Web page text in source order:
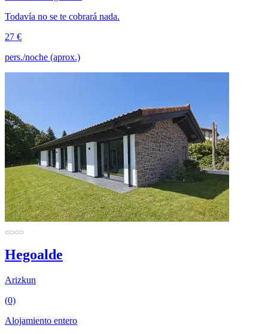
Todavía no se te cobrará nada.
27 €
pers./noche (aprox.)
Hegoalde
Arizkun
(0)
Alojamiento entero